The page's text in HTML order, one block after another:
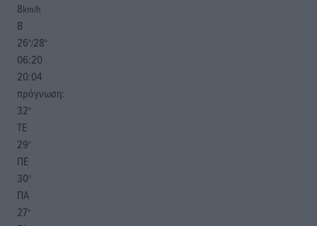
8km/h
Β
26°/28°
06:20
20:04
πρόγνωση:
32°
ΤΕ
29°
ΠΕ
30°
ΠΑ
27°